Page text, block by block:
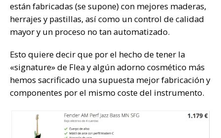
están fabricadas (se supone) con mejores maderas,
herrajes y pastillas, así como un control de calidad
mayor y un proceso no tan automatizado.
Esto quiere decir que por el hecho de tener la
«signature» de Flea y algún adorno cosmético más
hemos sacrificado una supuesta mejor fabricación y
componentes por el mismo coste del instrumento.